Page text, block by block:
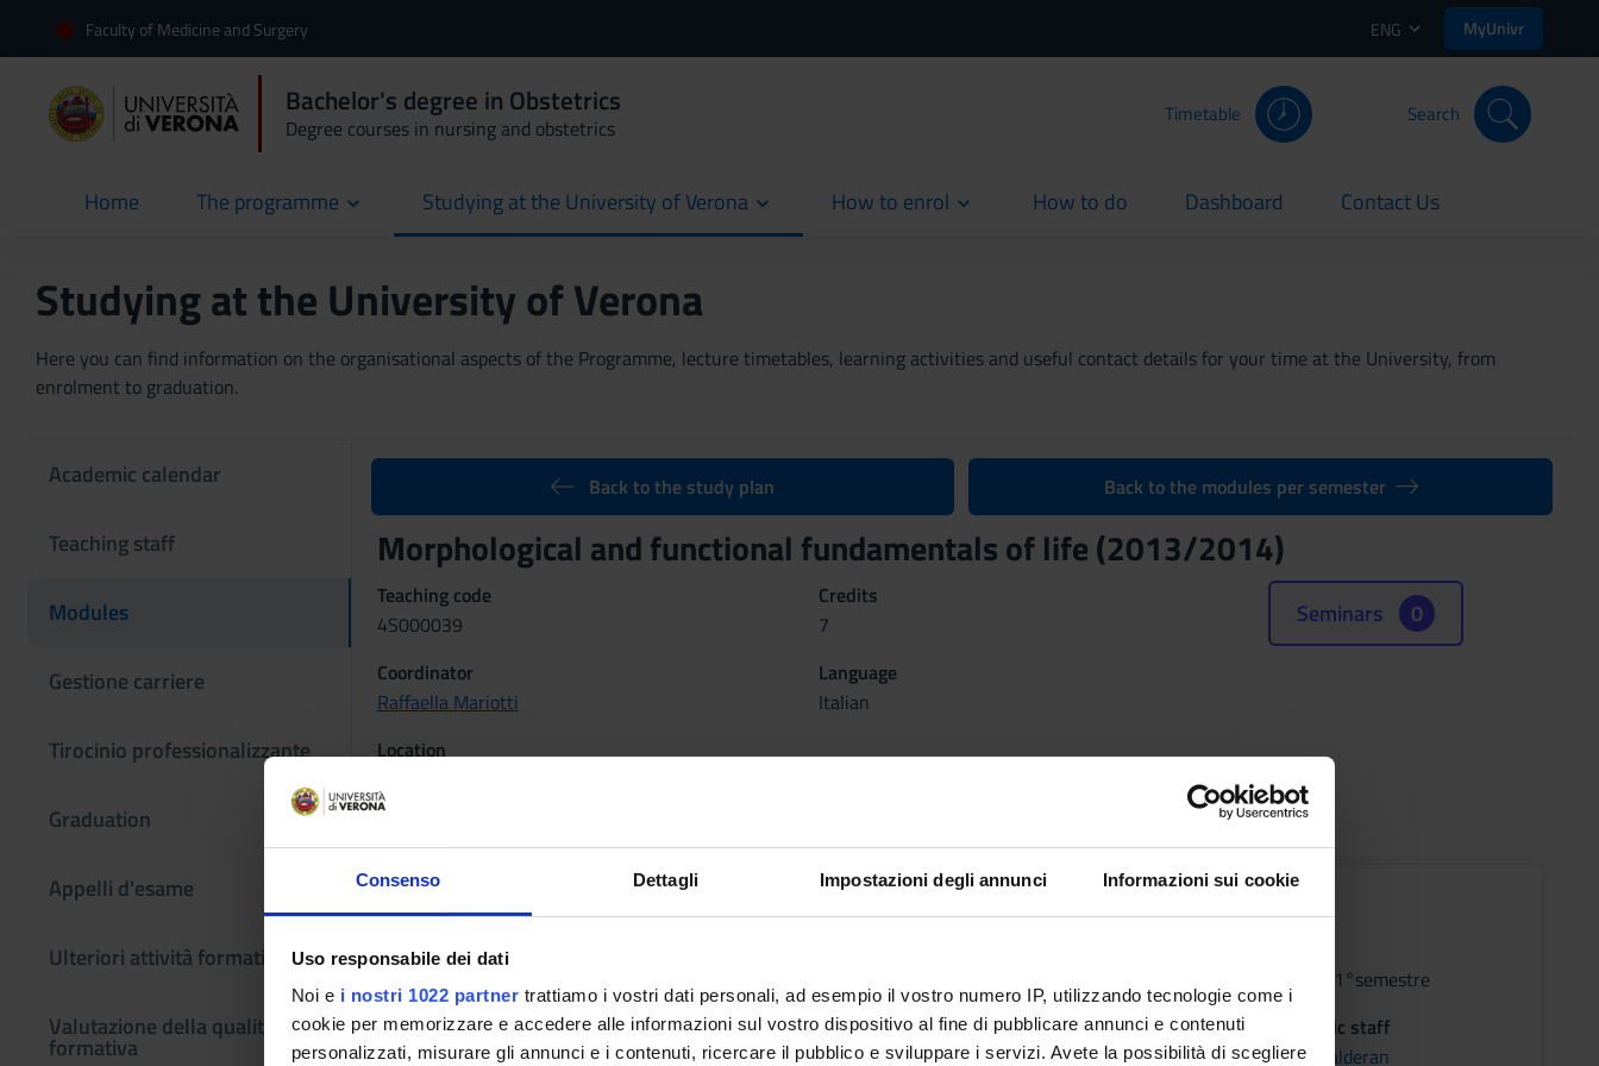
Consenso Dettagli Impostazioni degli annunci Informazioni sui cookie
Uso responsabile dei dati
Noi e i nostri 1022 partner trattiamo i vostri dati personali, ad esempio il vostro numero IP, utilizzando tecnologie come i
cookie per memorizzare e accedere alle informazioni sul vostro dispositivo al fine di pubblicare annunci e contenuti
personalizzati, misurare gli annunci e i contenuti, ricercare il pubblico e sviluppare i servizi. Avete la possibilità di scegliere
Faculty of Medicine and Surgery ENG MyUnivr
Bachelor's degree in Obstetrics
Degree courses in nursing and obstetrics
Timetable Search
Home
current The programme Studying at the University of Verona How to enrol How to do
current Dashboard
current Contact Us
current
Studying at the University of Verona
Here you can find information on the organisational aspects of the Programme, lecture timetables, learning activities and useful contact details for your time at the University, from
enrolment to graduation.
Academic calendar
Teaching staff
Modules
Gestione carriere
Tirocinio professionalizzante
Graduation
Appelli d'esame
Ulteriori attività formative
Valutazione della qualità
formativa
Back to the study plan Back to the modules per semester
Morphological and functional fundamentals of life (2013/2014)
Teaching code
4S000039
Credits
7
Coordinator
Raffaella Mariotti
Language
Italian
Location
Seminars 0
ISTOLOGIA ED EMBRIOLOGIA
Credits
Location
VERONA
Academic staff
Raffaella Mariotti
ANATOMIA UMANA
1°anno 1°semestre
Location
VERONA
Academic staff
Laura Calderan